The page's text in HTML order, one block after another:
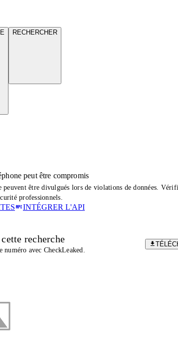
RECHERCHER
peut être compromis
peuvent être divulgués lors de violations de données.
professionnels.
INTÉGRER L'API
recherche
numéro avec CheckLeaked.